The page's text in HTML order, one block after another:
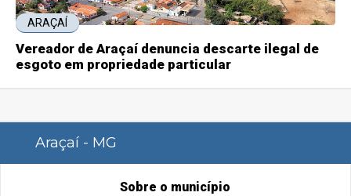
ARAÇAÍ
Vereador de Araçaí denuncia descarte ilegal de
esgoto em propriedade particular
Araçaí - MG
Sobre o município